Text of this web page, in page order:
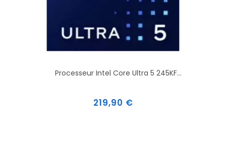
Processeur Intel Core Ultra 5 245KF...
Prix
219,90 €